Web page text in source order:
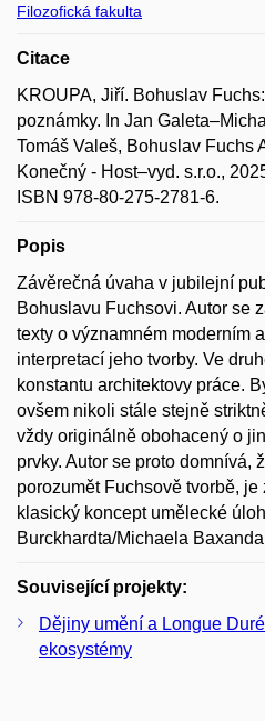
Filozofická fakulta
Citace
KROUPA, Jiří. Bohuslav
poznámky. In Jan
Tomáš Valeš, Bohuslav Fuchs
Konečný - Host–vyd. s.r.o.,
ISBN 978-80-275-2781-6.
Popis
Závěrečná úvaha v jubilejní
Bohuslavu Fuchsovi. Autor se
texty o významném moderním
interpretací jeho tvorby. Ve
konstantu architektovy práce.
ovšem nikoli stále stejně
vždy originálně obohacený o
prvky. Autor se proto domnívá,
porozumět Fuchsově tvorbě, je
klasický koncept umělecké
Burckhardta/Michaela
Související projekty:
Dějiny umění a Longue
ekosystémy